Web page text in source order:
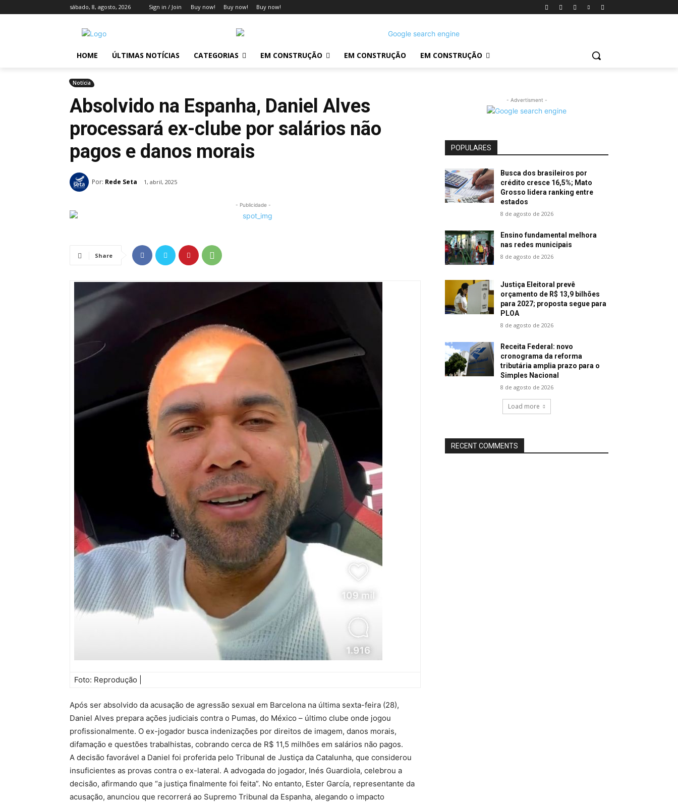
sábado, 8, agosto, 2026 Sign in / Join Buy now! Buy now! Buy now!
HOME ÚLTIMAS NOTÍCIAS CATEGORIAS EM CONSTRUÇÃO EM CONSTRUÇÃO EM CONSTRUÇÃO
Notícia
Absolvido na Espanha, Daniel Alves
processará ex-clube por salários não
pagos e danos morais
Por: Rede Seta 1, abril, 2025
- Publicidade -
Share
Foto: Reprodução |
Após ser absolvido da acusação de agressão sexual em Barcelona na última sexta-feira (28),
Daniel Alves prepara ações judiciais contra o Pumas, do México – último clube onde jogou
profissionalmente. O ex-jogador busca indenizações por direitos de imagem, danos morais,
difamação e questões trabalhistas, cobrando cerca de R$ 11,5 milhões em salários não pagos.
A decisão favorável a Daniel foi proferida pelo Tribunal de Justiça da Catalunha, que considerou
insuficientes as provas contra o ex-lateral. A advogada do jogador, Inés Guardiola, celebrou a
decisão, afirmando que “a justiça finalmente foi feita”. No entanto, Ester García, representante da
acusação, anunciou que recorrerá ao Supremo Tribunal da Espanha, alegando o impacto
- Advertisment -
POPULARES
Busca dos brasileiros por
crédito cresce 16,5%; Mato
Grosso lidera ranking entre
estados
8 de agosto de 2026
Ensino fundamental melhora
nas redes municipais
8 de agosto de 2026
Justiça Eleitoral prevê
orçamento de R$ 13,9 bilhões
para 2027; proposta segue para
PLOA
8 de agosto de 2026
Receita Federal: novo
cronograma da reforma
tributária amplia prazo para o
Simples Nacional
8 de agosto de 2026
Load more
RECENT COMMENTS